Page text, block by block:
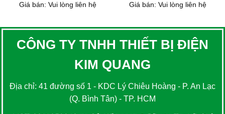
Giá bán: Vui lòng liên hệ
Giá bán: Vui lòng liên hệ
CÔNG TY TNHH THIẾT BỊ ĐIỆN
KIM QUANG
Địa chỉ: 41 đường số 1 - KDC Lý Chiêu Hoàng - P. An Lạc
(Q. Bình Tân) - TP. HCM